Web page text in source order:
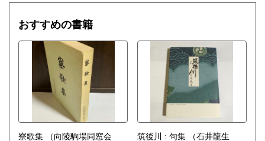
おすすめの書籍
寮歌集
（向陵駒場同窓会
筑後川 : 句集
（石井龍生